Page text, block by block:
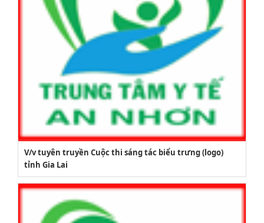
V/v tuyên truyền Cuộc thi sáng tác biểu trưng (logo)
tỉnh Gia Lai